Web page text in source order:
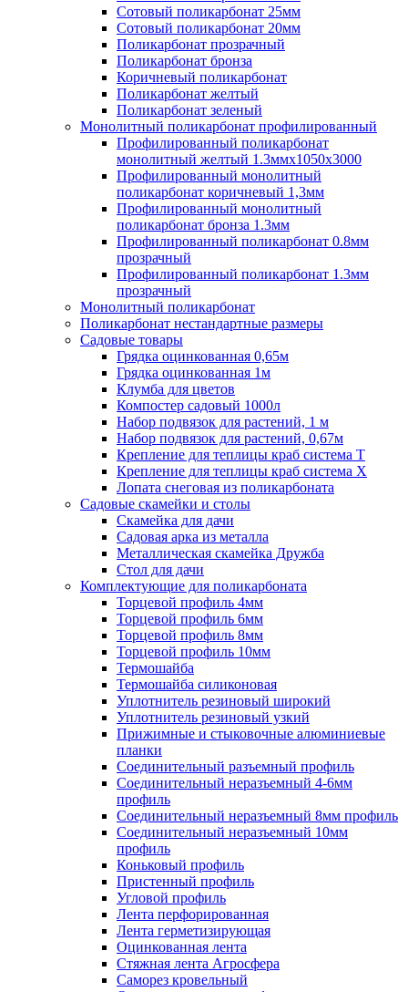
Сотовый поликарбонат 25мм
Сотовый поликарбонат 20мм
Поликарбонат прозрачный
Поликарбонат бронза
Коричневый поликарбонат
Поликарбонат желтый
Поликарбонат зеленый
Монолитный поликарбонат профилированный
Профилированный поликарбонат
монолитный желтый 1.3ммх1050х3000
Профилированный монолитный
поликарбонат коричневый 1,3мм
Профилированный монолитный
поликарбонат бронза 1.3мм
Профилированный поликарбонат 0.8мм
прозрачный
Профилированный поликарбонат 1.3мм
прозрачный
Монолитный поликарбонат
Поликарбонат нестандартные размеры
Садовые товары
Грядка оцинкованная 0,65м
Грядка оцинкованная 1м
Клумба для цветов
Компостер садовый 1000л
Набор подвязок для растений, 1 м
Набор подвязок для растений, 0,67м
Крепление для теплицы краб система Т
Крепление для теплицы краб система Х
Лопата снеговая из поликарбоната
Садовые скамейки и столы
Скамейка для дачи
Садовая арка из металла
Металлическая скамейка Дружба
Стол для дачи
Комплектующие для поликарбоната
Торцевой профиль 4мм
Торцевой профиль 6мм
Торцевой профиль 8мм
Торцевой профиль 10мм
Термошайба
Термошайба силиконовая
Уплотнитель резиновый широкий
Уплотнитель резиновый узкий
Прижимные и стыковочные алюминиевые
планки
Соединительный разъемный профиль
Соединительный неразъемный 4-6мм
профиль
Соединительный неразъемный 8мм профиль
Соединительный неразъемный 10мм
профиль
Коньковый профиль
Пристенный профиль
Угловой профиль
Лента перфорированная
Лента герметизирующая
Оцинкованная лента
Стяжная лента Агросфера
Саморез кровельный